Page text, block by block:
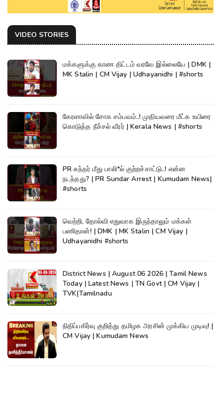
VIDEO STORIES
மக்களுக்கு காண திட்டம் வரவே இல்லையே | DMK |
MK Stalin | CM Vijay | Udhayanidhi | #shorts
கேரளாவில் சோக சம்பவம்..! முதியவரை மீட்க உயிரை
கொடுத்த நீச்சல் வீரர் | Kerala News | #shorts
PR சுந்தர் மீது பாலி*ல் குற்றச்சாட்டு..! என்ன
நடந்தது? | PR Sundar Arrest | Kumudam News|
#shorts
வெற்றி, தோல்வி எதுவாக இருந்தாலும் மக்கள்
பணிதான்! | DMK | MK Stalin | CM Vijay |
Udhayanidhi #shorts
District News | August 06 2026 | Tamil News
Today | Latest News | TN Govt | CM Vijay |
TVK|Tamilnadu
நிதிப்பகிர்வு குறித்து தமிழக அரசின் முக்கிய முடிவு! |
CM Vijay | Kumudam News